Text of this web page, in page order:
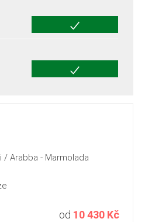
/ Arabba - Marmolada
od 10 430 Kč